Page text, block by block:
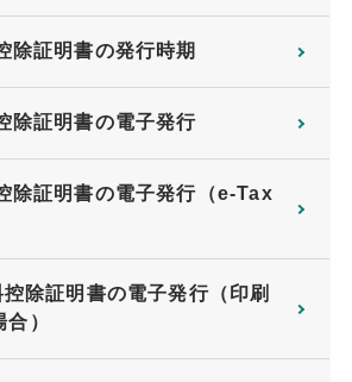
除証明書の発行時期
除証明書の電子発行
除証明書の電子発行（e-Tax
除証明書の電子発行（印刷
）